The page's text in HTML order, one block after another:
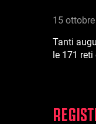
15
Tanti
le 171